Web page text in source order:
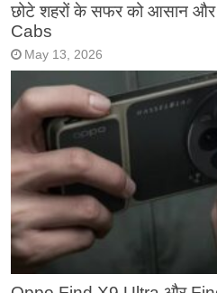
छोटे शहरों के सफर को आसान और
Cabs
May 13, 2026